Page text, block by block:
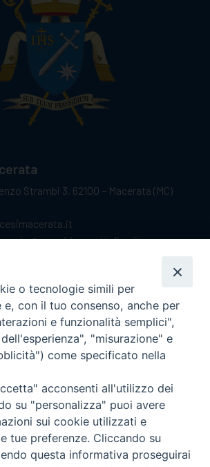
Strambi 3, 62100 – Macerata (MC)
WhatsApp:
dalle 9.30 alle 12.00.
su appuntamento.
o tecnologie simili per
con il tuo consenso, anche per
e funzionalità semplici",
"misurazione" e
come specificato nella
acconsenti all'utilizzo dei
su "personalizza" puoi avere
sui cookie utilizzati e
tue preferenze. Cliccando su
questa informativa proseguirai